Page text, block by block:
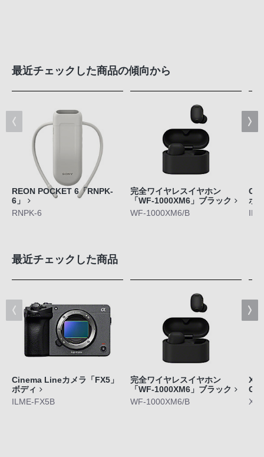
最近チェックした商品の傾向から
REON POCKET 6「RNPK-
6」
RNPK-6
完全ワイヤレスイヤホン
「WF-1000XM6」ブラック
WF-1000XM6/B
ボ
最近チェックした商品
Cinema Lineカメラ「FX5」
ボディ
ILME-FX5B
完全ワイヤレスイヤホン
「WF-1000XM6」ブラック
WF-1000XM6/B